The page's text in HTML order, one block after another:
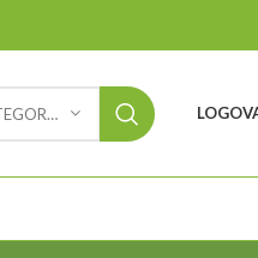
IZABERI KATEGORIJU